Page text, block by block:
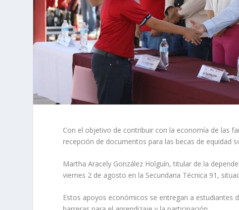
Con el objetivo de contribuir con la economía de las
recepción de documentos para las becas de equidad
Martha Aracely González Holguín, titular de la
viernes 2 de agosto en la Secundaria Técnica 91,
Estos apoyos económicos se entregan a estudiantes